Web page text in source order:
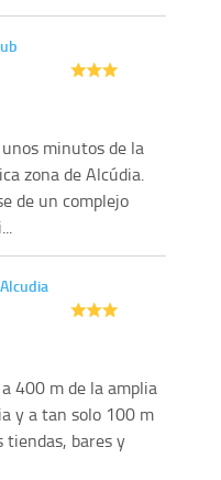
minutos de la
zona de Alcúdia.
de un complejo
400 m de la amplia
y a tan solo 100 m
tiendas, bares y